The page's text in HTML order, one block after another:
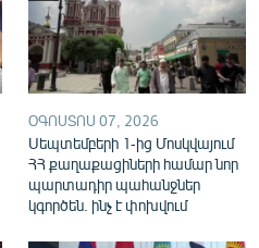
ՕԳՈՍՏՈՍ 07, 2026
Սեպտեմբերի 1-ից Մոսկվայում
ՀՀ քաղաքացիների համար նոր
պարտադիր պահանջներ
կգործեն. ինչ է փոխվում